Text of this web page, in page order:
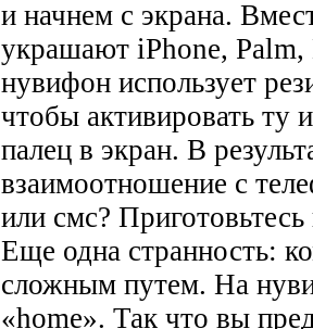
и начнем с экрана.
украшают iPhone,
нувифон использует
чтобы активировать ту
палец в экран. В
взаимоотношение с
или смс? Приготовьтесь
Еще одна странность:
сложным путем. На
«home». Так что вы